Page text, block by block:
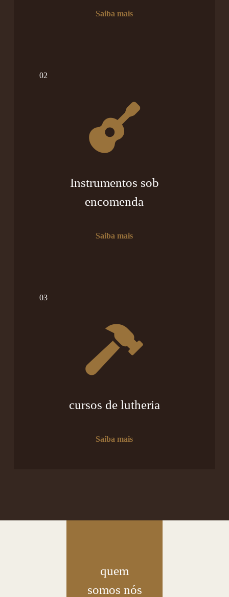
Saiba mais
02
Instrumentos sob
encomenda
Saiba mais
03
cursos de lutheria
Saiba mais
quem
somos nós